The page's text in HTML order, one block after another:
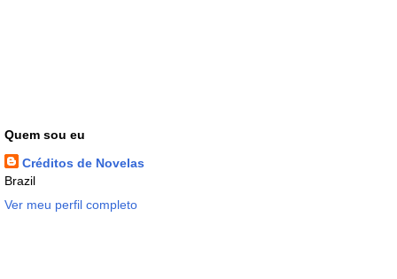
Quem sou eu
Créditos de Novelas
Brazil
Ver meu perfil completo